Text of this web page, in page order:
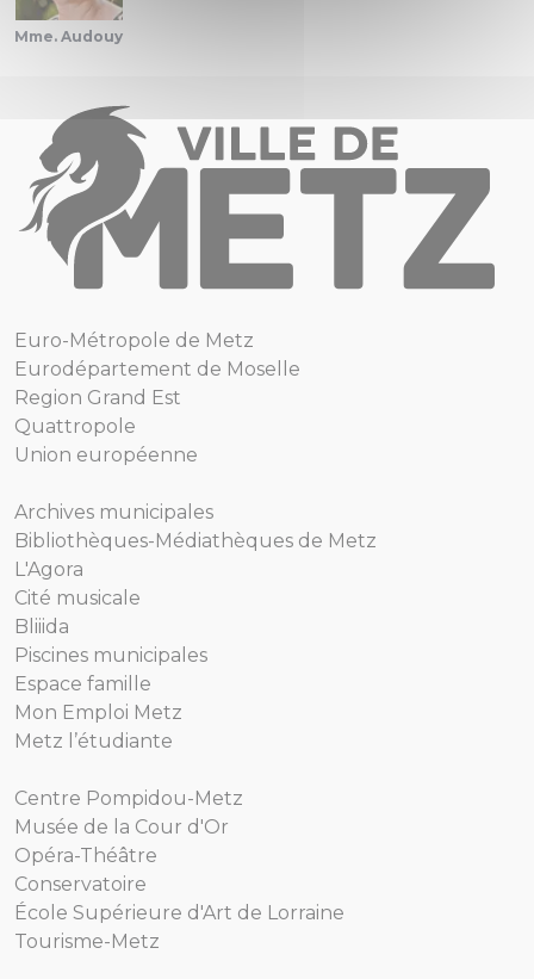
Mme. Audouy
Euro-Métropole de Metz
Eurodépartement de Moselle
Region Grand Est
Quattropole
Union européenne
Archives municipales
Bibliothèques-Médiathèques de Metz
L'Agora
Cité musicale
Bliiida
Piscines municipales
Espace famille
Mon Emploi Metz
Metz l’étudiante
Centre Pompidou-Metz
Musée de la Cour d'Or
Opéra-Théâtre
Conservatoire
École Supérieure d'Art de Lorraine
Tourisme-Metz